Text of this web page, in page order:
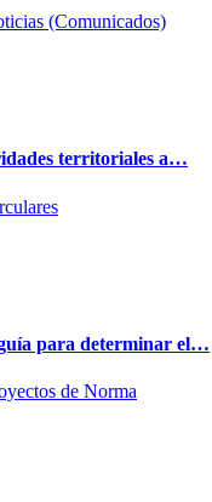
(Comunicados)
territoriales a…
para determinar el…
de Norma